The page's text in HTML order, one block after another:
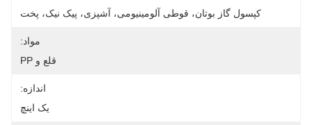
کپسول گاز بوتان، قوطی آلومینیومی، آشپزی، پیک نیک، پخت
مواد:
قلع و PP
اندازه:
یک اینچ